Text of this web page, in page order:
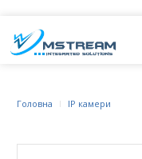
Головна IP камери